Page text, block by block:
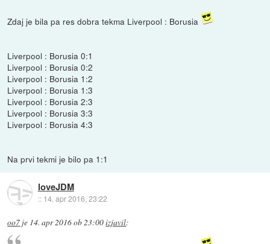
Zdaj je bila pa res dobra tekma Liverpool : Borusia
Liverpool : Borusia 0:1
Liverpool : Borusia 0:2
Liverpool : Borusia 1:2
Liverpool : Borusia 1:3
Liverpool : Borusia 2:3
Liverpool : Borusia 3:3
Liverpool : Borusia 4:3
Na prvi tekmi je bilo pa 1:1
loveJDM
:: 14. apr 2016, 23:22
oo7 je 14. apr 2016 ob 23:00izjavil: